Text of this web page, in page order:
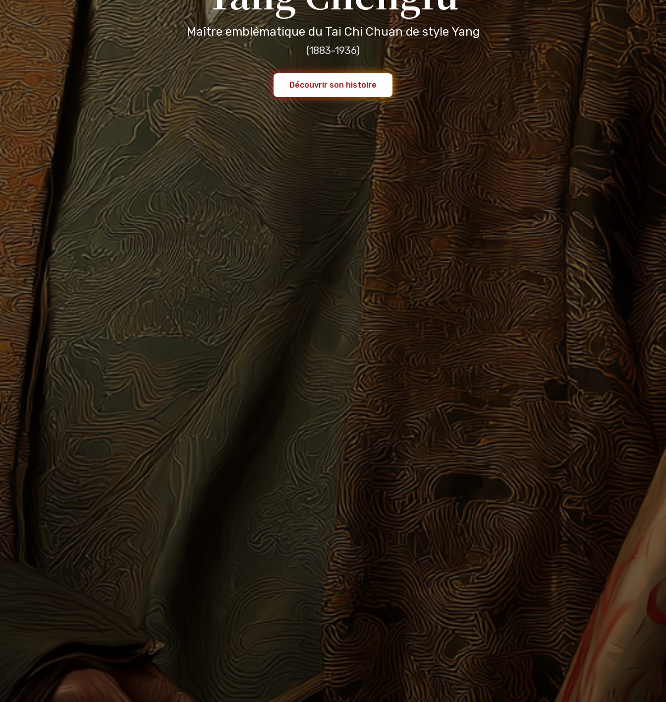
Maître emblématique du Tai Chi Chuan de style Yang
(1883-1936)
Découvrir son histoire